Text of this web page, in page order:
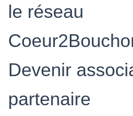
le réseau
Devenir
partenaire